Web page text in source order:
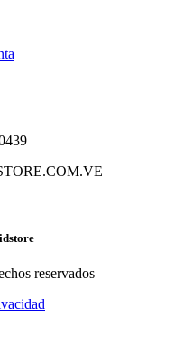
reservados